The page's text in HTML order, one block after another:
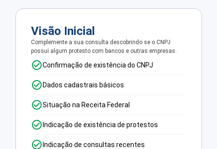
Visão Inicial
Complemente a sua consulta descobrindo se o CNPJ
possui algum protesto com bancos e outras empresas.
Confirmação de existência do CNPJ
Dados cadastrais básicos
Situação na Receita Federal
Indicação de existência de protestos
Indicação de consultas recentes